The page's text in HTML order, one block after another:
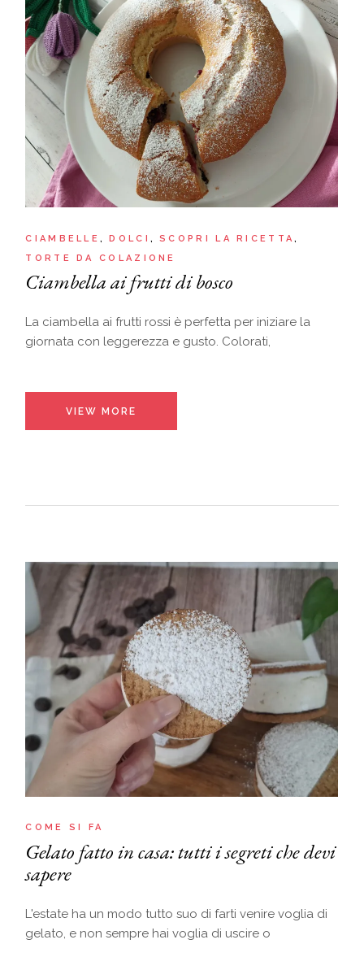
CIAMBELLE DOLCI
SCOPRI LA RICETTA
TORTE DA COLAZIONE
Ciambella ai frutti di bosco
La ciambella ai frutti rossi è perfetta per iniziare la
giornata con leggerezza e gusto. Colorati,
VIEW MORE
COME SI FA
Gelato fatto in casa: tutti i segreti che devi
sapere
L'estate ha un modo tutto suo di farti venire voglia di
gelato, e non sempre hai voglia di uscire o